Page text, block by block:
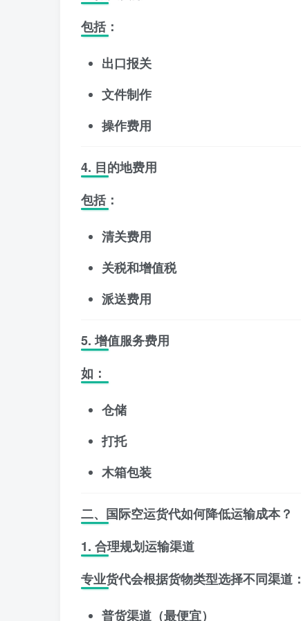
包括：
出口报关
文件制作
操作费用
4. 目的地费用
包括：
清关费用
关税和增值税
派送费用
5. 增值服务费用
如：
仓储
打托
木箱包装
二、国际空运货代如何降低运输成本？
1. 合理规划运输渠道
专业货代会根据货物类型选择不同渠道：
普货渠道（最便宜）